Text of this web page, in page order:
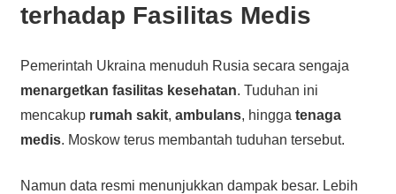
terhadap Fasilitas Medis
Pemerintah Ukraina menuduh Rusia secara sengaja
menargetkan fasilitas kesehatan. Tuduhan ini
mencakup rumah sakit, ambulans, hingga tenaga
medis. Moskow terus membantah tuduhan tersebut.
Namun data resmi menunjukkan dampak besar. Lebih